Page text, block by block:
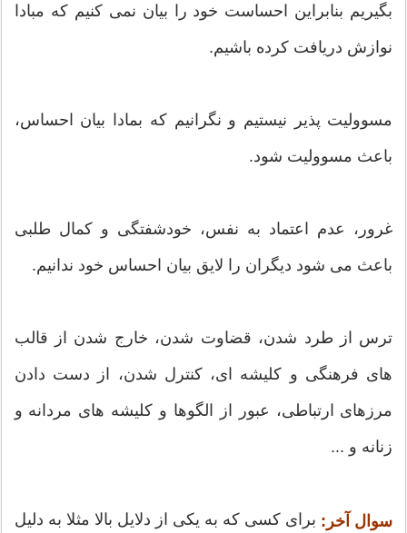
بگیریم بنابراین احساست خود را بیان نمی کنیم که مبادا
نوازش دریافت کرده باشیم.
مسوولیت پذیر نیستیم و نگرانیم که بمادا بیان احساس،
باعث مسوولیت شود.
غرور، عدم اعتماد به نفس، خودشفتگی و کمال طلبی
باعث می شود دیگران را لایق بیان احساس خود ندانیم.
ترس از طرد شدن، قضاوت شدن، خارج شدن از قالب
های فرهنگی و کلیشه ای، کنترل شدن، از دست دادن
مرزهای ارتباطی، عبور از الگوها و کلیشه های مردانه و
زنانه و ...
سوال آخر: برای کسی که به یکی از دلایل بالا مثلا به دلیل